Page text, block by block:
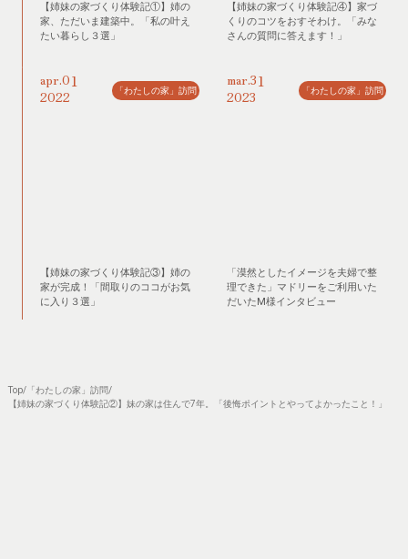
【姉妹の家づくり体験記①】姉の
家、ただいま建築中。「私の叶え
たい暮らし３選」
【姉妹の家づくり体験記④】家づ
くりのコツをおすそわけ。「みな
さんの質問に答えます！」
apr. 01
2022 「わたしの家」訪問
【姉妹の家づくり体験記③】姉の
家が完成！「間取りのココがお気
に入り３選」
mar. 31
2023 「わたしの家」訪問
「漠然としたイメージを夫婦で整
理できた」マドリーをご利用いた
だいたM様インタビュー
Top/「わたしの家」訪問/
【姉妹の家づくり体験記②】妹の家は住んで7年。「後悔ポイントとやってよかったこと！」